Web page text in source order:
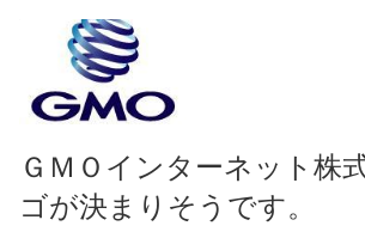
ＧＭＯインターネット株
ゴが決まりそうです。